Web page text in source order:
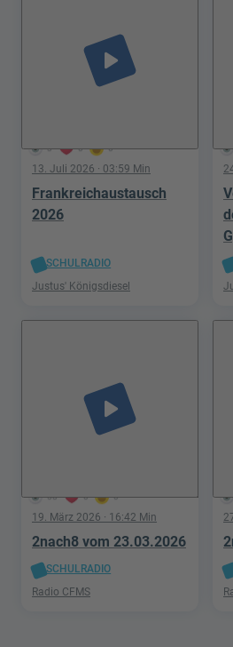
3 0 0
play_arrow
13. Juli 2026 · 03:59 Min
Frankreichaustausch
2026
SCHULRADIO
Justus' Königsdiesel
58 0 0
play_arrow
19. März 2026 · 16:42 Min
2nach8 vom 23.03.2026
SCHULRADIO
Radio CFMS